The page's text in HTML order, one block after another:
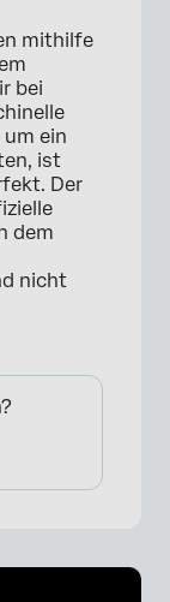
mithilfe
bei
ein
ist
Der
dem
nicht